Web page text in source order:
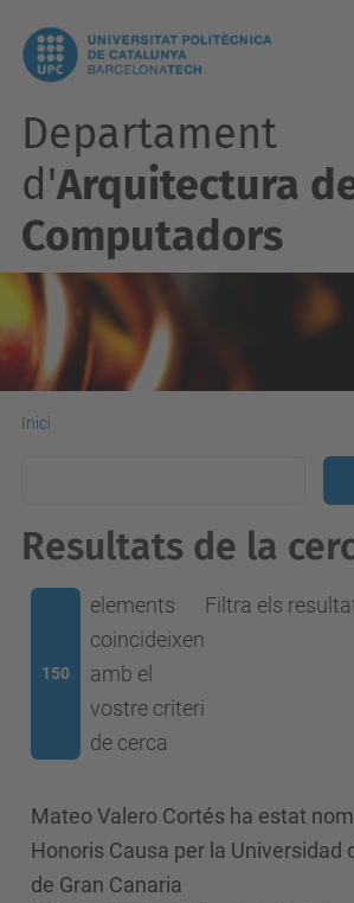
Departament
d'Arquitectura
Computadors
Inici
Resultats de la
150
elements
coincideixen
amb el
vostre criteri
de cerca
Filtra els
Mateo Valero Cortés ha estat
Honoris Causa per la Universidad
de Gran Canaria